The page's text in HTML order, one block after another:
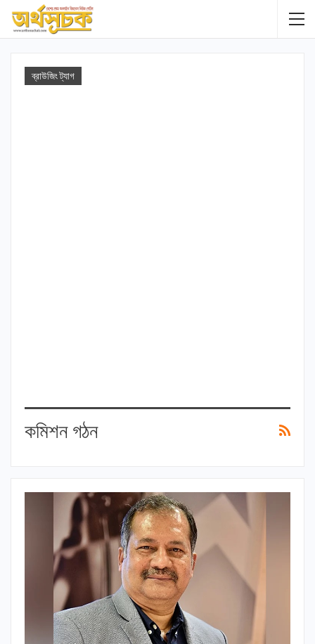
ব্রাউজিং ট্যাগ
কমিশন গঠন